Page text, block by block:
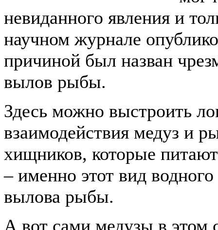
невиданного явления и
научном журнале
причиной был назван
вылов рыбы.
Здесь можно выстроить
взаимодействия медуз и
хищников, которые
– именно этот вид
вылова рыбы.
А вот сами медузы в этом